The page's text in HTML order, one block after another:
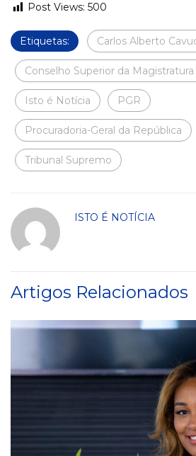
Post Views: 500
Etiquetas: Carlos Alberto
Conselho Superior da Magistratura
Isto é Notícia PGR
Procuradoria-Geral da República
Tribunal Supremo
ISTO É NOTÍCIA
Artigos Relacionados